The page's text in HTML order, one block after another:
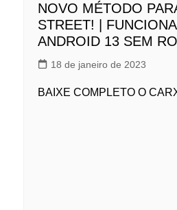
NOVO MÉTODO
STREET! |
ANDROID 13 SEM
18 de janeiro de 2023
BAIXE COMPLETO O